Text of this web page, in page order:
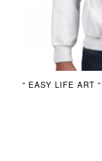
“ EASY LIFE ART